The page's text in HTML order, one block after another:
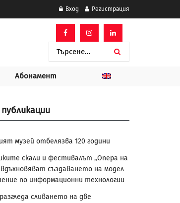
Вход Регистрация
Абонамент
музей отбелязва 120 години
скали и фестивалът „Опера на
създаването на модел
по информационни технологии
сливането на две